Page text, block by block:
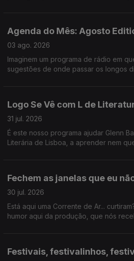
assombro".
Agenda do Mês: Agosto
03 ago. 2026
Imaginem um programa de rádio em
sugestões de onde passar os longos
feira: cinema ao ar livre, exposição de
Nacional, roteiro pelas praias da Costa
para o Vagos Metal Fest e para o Bons
Logo Se Vê com L de
31 jul. 2026
É este nosso programa ajudar Glenn
Literária de Lisboa, a aprender nem
falássemos hoje.
Fechem as janelas que eu
30 jul. 2026
Está aqui uma Corrente de Ar...
humor aqui da produção, que nós
Festivais, festivalinhos,